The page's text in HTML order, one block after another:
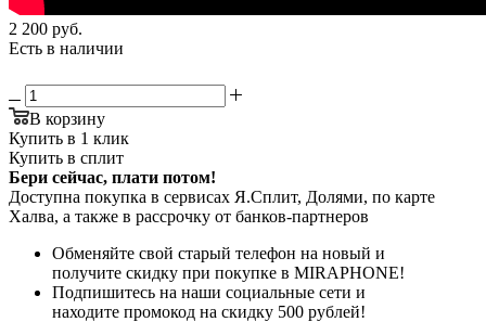
2 200 руб.
Есть в наличии
В корзину
Купить в 1 клик
Купить в сплит
Бери сейчас, плати потом!
Доступна покупка в сервисах Я.Сплит, Долями, по карте
Халва, а также в рассрочку от банков-партнеров
Обменяйте свой старый телефон на новый и
получите скидку при покупке в MIRAPHONE!
Подпишитесь на наши социальные сети и
находите промокод на скидку 500 рублей!